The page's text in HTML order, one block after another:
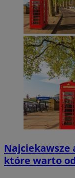
które warto